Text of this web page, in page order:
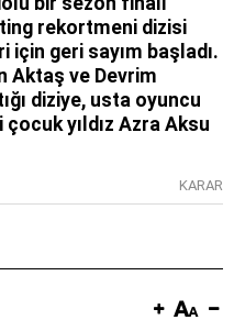
rekortmeni dizisi
için geri sayım başladı.
Aktaş ve Devrim
diziye, usta oyuncu
yıldız Azra Aksu
KARAR